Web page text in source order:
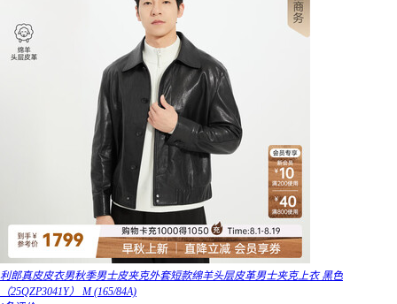
利郎真皮皮衣男秋季男士皮夹克外套短款绵羊头层皮革男士夹克上衣 黑色
（25QZP3041Y） M (165/84A)